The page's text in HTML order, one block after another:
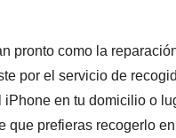
pronto como la
por el servicio de
iPhone en tu domicilio o
que prefieras recogerlo